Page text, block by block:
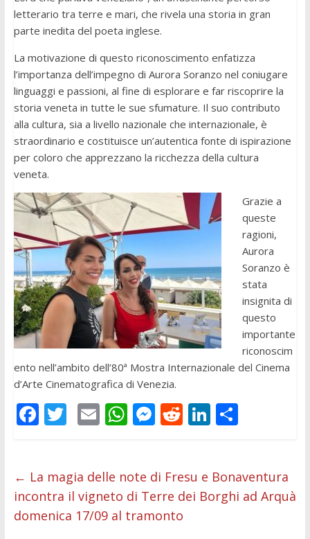
letterario tra terre e mari, che rivela una storia in gran
parte inedita del poeta inglese.
La motivazione di questo riconoscimento enfatizza
l’importanza dell’impegno di Aurora Soranzo nel coniugare
linguaggi e passioni, al fine di esplorare e far riscoprire la
storia veneta in tutte le sue sfumature. Il suo contributo
alla cultura, sia a livello nazionale che internazionale, è
straordinario e costituisce un’autentica fonte di ispirazione
per coloro che apprezzano la ricchezza della cultura
veneta.
Grazie a
queste
ragioni,
Aurora
Soranzo è
stata
insignita di
questo
importante
riconoscim
ento nell’ambito dell’80ª Mostra Internazionale del Cinema
d’Arte Cinematografica di Venezia.
F
b
o
o
T
er
E
l
W
s
A
p
M
e
n
g
R
di
t
Li
e
dI
C
di
vi
← La magia delle note di Fresu e Bonaventura
incontra il vigneto di Terre dei Borghi ad Arquà
domenica 17/09 al tramonto